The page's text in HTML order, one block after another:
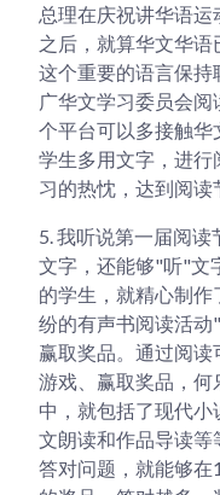
总理在庆祝讲华语
之后，就算华文华
这个重要的语言保
广华文学习委员会
个平台可以多接触
学生多用文字，进
习的热忱，达到阅读
5. 我听说第一届阅读
文字，还能够"听"文
的学生，就精心制
纷的有声书阅读活动
赢取奖品。通过阅
游戏、赢取奖品，何
中，就包括了现代
文朗读和作品导读等
答对问题，就能够